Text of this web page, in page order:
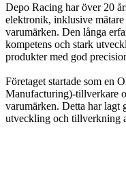
Depo Racing har över 20
elektronik, inklusive
varumärken. Den långa
kompetens och stark
produkter med god
Företaget startade som en
Manufacturing)-tillverkare
varumärken. Detta har lagt
utveckling och tillverkning